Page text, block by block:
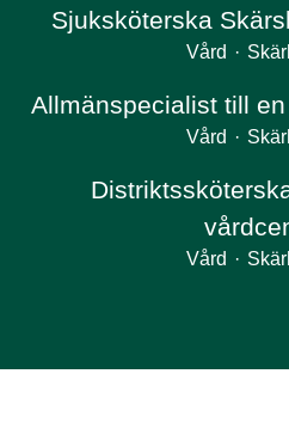
Sjuksköterska
Vård ·
Allmänspecialist till
Vård ·
Vård ·